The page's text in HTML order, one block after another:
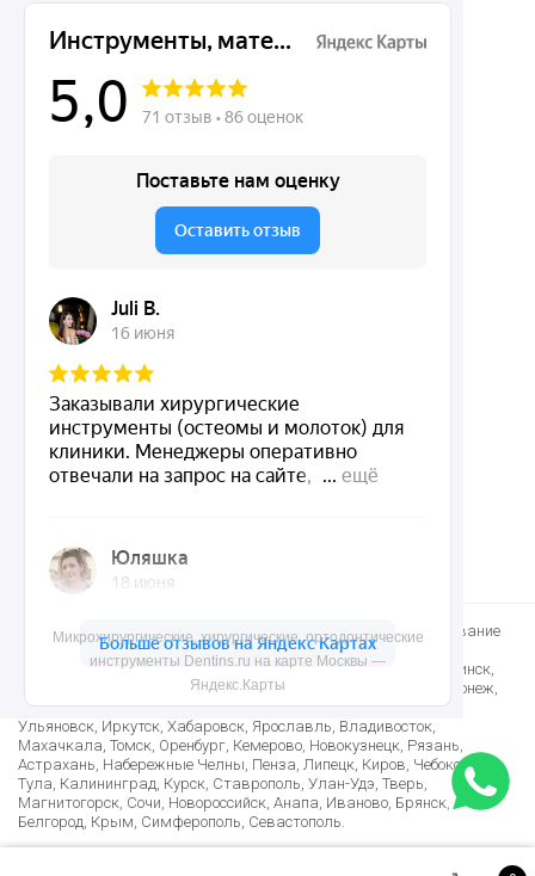
Микрохирургические, хирургические, ортодонтические
инструменты Dentins.ru на карте Москвы —
Яндекс.Карты
Dentins.ru
Доставка и контакты
Карта сайта
Контакты
8 (495) 150-55-92
mail@dentins.ru
Быстро доставим стоматологические инструменты и оборудование
по Москве, Санкт-Петербургу и в другие регионы: Краснодар,
Новосибирск, Екатеринбург, Нижний Новгород, Казань, Челябинск,
Омск, Самара, Ростов-на-Дону, Уфа, Красноярск, Пермь, Воронеж,
Волгоград, Саратов, Тюмень, Тольятти, Ижевск, Барнаул,
Ульяновск, Иркутск, Хабаровск, Ярославль, Владивосток,
Махачкала, Томск, Оренбург, Кемерово, Новокузнецк, Рязань,
Астрахань, Набережные Челны, Пенза, Липецк, Киров, Чебоксары,
Тула, Калининград, Курск, Ставрополь, Улан-Удэ, Тверь,
Магнитогорск, Сочи, Новороссийск, Анапа, Иваново, Брянск,
Белгород, Крым, Симферополь, Севастополь.
Лучшие условия доставки в Армению, Казахстан, Беларусь,
Узбекистан, Таджикистан, Азербайджан, Киргизию и многие другие